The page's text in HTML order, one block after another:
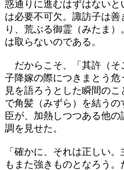
惑通りに進むはずはない
は必要不可欠。諏訪子は
り、荒ぶる御霊（みたま
は取らないのである。
だからこそ、「其許（
子降嫁の際につきまとう
見を語ろうとした瞬間の
で角髪（みずら）を結う
臣が、加熱しつつある他
調を見せた。
「確かに、それは正しい
もまた強きものとなろう